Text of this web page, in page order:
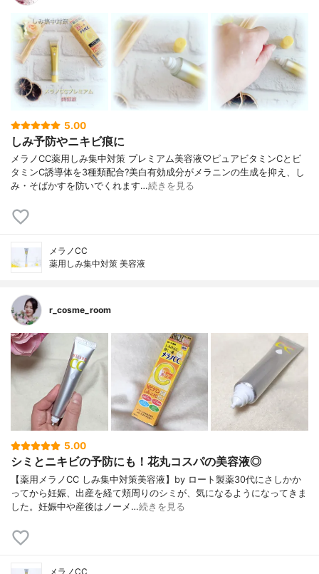
5.00
しみ予防やニキビ痕に
メラノCC薬用しみ集中対策 プレミアム美容液♡ピュアビタミンCとビ
タミンC誘導体を3種類配合?美白有効成分がメラニンの生成を抑え、し
み・そばかすを防いでくれます…続きを見る
メラノCC
薬用しみ集中対策 美容液
r_cosme_room
5.00
シミとニキビの予防にも！花丸コスパの美容液◎
【薬用メラノCC しみ集中対策美容液】by ロート製薬30代にさしかか
ってから妊娠、出産を経て頬周りのシミが、気になるようになってきま
した。妊娠中や産後はノーメ…続きを見る
メラノCC